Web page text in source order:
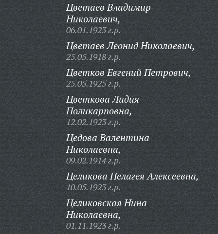
Цветаев Владимир
Николаевич,
06.01.1923 г.р.
Цветаев Леонид Николаевич,
25.05.1918 г.р.
Цветков Евгений Петрович,
25.05.1925 г.р.
Цветкова Лидия
Поликарповна,
12.02.1923 г.р.
Цедова Валентина
Николаевна,
09.02.1914 г.р.
Целикова Пелагея Алексеевна,
10.05.1923 г.р.
Целиковская Нина
Николаевна,
01.11.1923 г.р.